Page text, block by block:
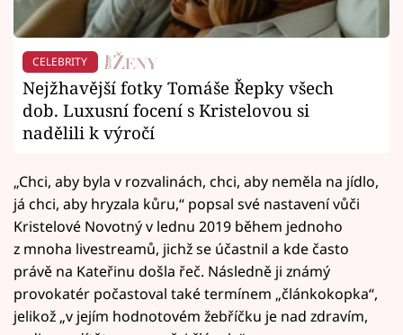
CELEBRITY
Nejžhavější fotky Tomáše Řepky všech
dob. Luxusní focení s Kristelovou si
nadělili k výročí
„Chci, aby byla v rozvalinách, chci, aby neměla na jídlo,
já chci, aby hryzala kůru,“ popsal své nastavení vůči
Kristelové Novotný v lednu 2019 během jednoho
z mnoha livestreamů, jichž se účastnil a kde často
právě na Kateřinu došla řeč. Následně ji známý
provokatér počastoval také termínem „článkokopka“,
jelikož „v jejím hodnotovém žebříčku je nad zdravím,